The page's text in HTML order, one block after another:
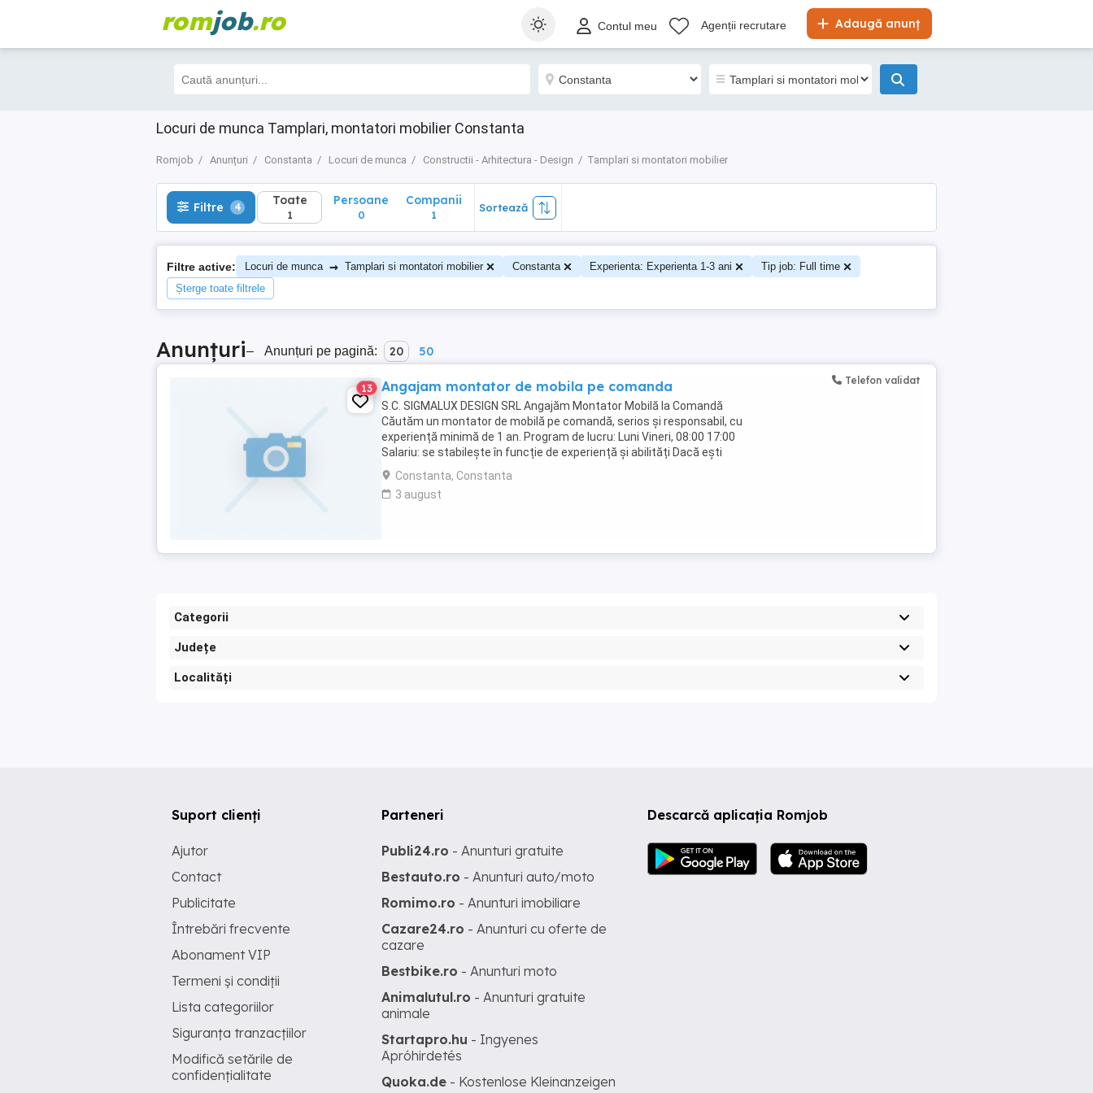
romjob.ro Adaugă anunț
Contul meu Agenții recrutare
Locuri de munca Tamplari, montatori mobilier Constanta
Romjob Anunțuri Constanta Locuri de munca Constructii - Arhitectura - Design Tamplari si montatori mobilier
Filtre 4 Toate
1
Filtre 4 Toate
1
Persoane
0
Companii
1
Sortează
Filtre active: Locuri de munca → Tamplari si montatori mobilier Constanta Experienta: Experienta 1-3 ani
Tip job: Full time
Șterge toate filtrele
Anunțuri– Anunțuri pe pagină: 20 50
13 Angajam montator de mobila pe comanda
S.C. SIGMALUX DESIGN SRL Angajăm Montator Mobilă la Comandă
Căutăm un montator de mobilă pe comandă, serios și responsabil, cu
experiență minimă de 1 an. Program de lucru: Luni Vineri, 08:00 17:00
Salariu: se stabilește în funcție de experiență și abilități Dacă ești
interesat și vrei să faci ...
Constanta, Constanta
3 august
Telefon validat
Categorii
Județe
Localități
Descarcă aplicația Romjob
Suport clienți
Ajutor
Contact
Publicitate
Întrebări frecvente
Abonament VIP
Termeni și condiții
Lista categoriilor
Siguranța tranzacțiilor
Modifică setările de
confidențialitate
Parteneri
Publi24.ro - Anunturi gratuite
Bestauto.ro - Anunturi auto/moto
Romimo.ro - Anunturi imobiliare
Cazare24.ro - Anunturi cu oferte de
cazare
Bestbike.ro - Anunturi moto
Animalutul.ro - Anunturi gratuite
animale
Startapro.hu - Ingyenes
Apróhirdetés
Quoka.de - Kostenlose Kleinanzeigen